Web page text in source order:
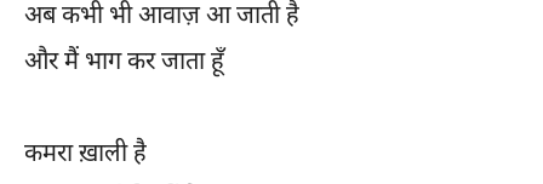
अब कभी भी आवाज़ आ जाती है
और मैं भाग कर जाता हूँ
कमरा ख़ाली है